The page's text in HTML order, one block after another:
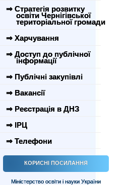
⇒ Стратегія розвитку
освіти Чернігівської
територіальної громади
⇒ Харчування
⇒ Доступ до публічної
інформації
⇒ Публічні закупівлі
⇒ Вакансії
⇒ Реєстрація в ДНЗ
⇒ ІРЦ
⇒ Телефони
КОРИСНІ ПОСИЛАННЯ
Міністерство освіти і науки України